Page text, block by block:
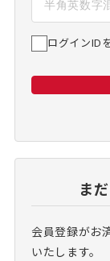
ログインID
ま
会員登録がお
いたします。